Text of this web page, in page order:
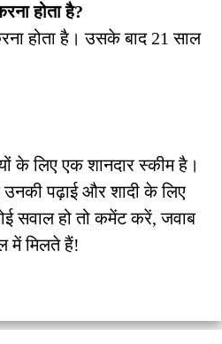
होता है?
होता है। उसके बाद 21 साल
के लिए एक शानदार स्कीम है।
पढ़ाई और शादी के लिए
सवाल हो तो कमेंट करें, जवाब
में मिलते हैं!